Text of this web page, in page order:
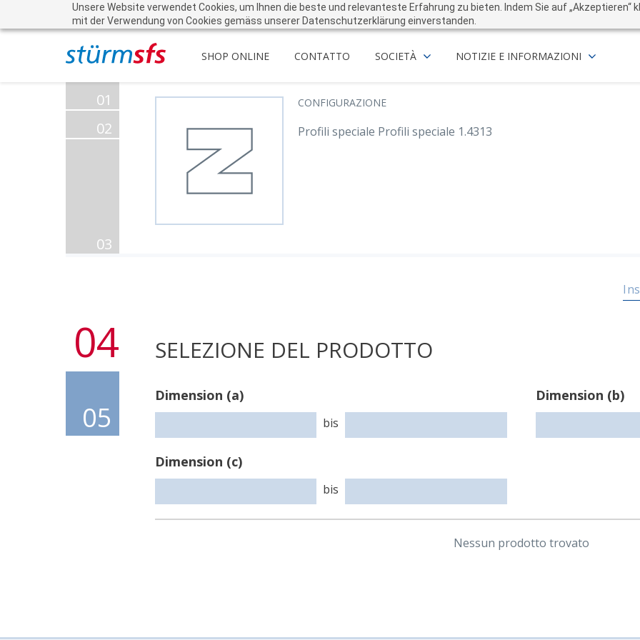
Unsere Website verwendet Cookies, um Ihnen die beste und relevanteste Erfahrung zu bieten. Indem Sie auf „Akzeptieren“
mit der Verwendung von Cookies gemäss unserer Datenschutzerklärung einverstanden.
SHOP ONLINE CONTATTO SOCIETÀ NOTIZIE E INFORMAZIONI
01
02
03
CONFIGURAZIONE
Profili speciale Profili speciale 1.4313
04 SELEZIONE DEL PRODOTTO
05
Dimension (a)
bis (a)
Dimension (b)
Dimension (c)
bis
(c)
Nessun prodotto trovato